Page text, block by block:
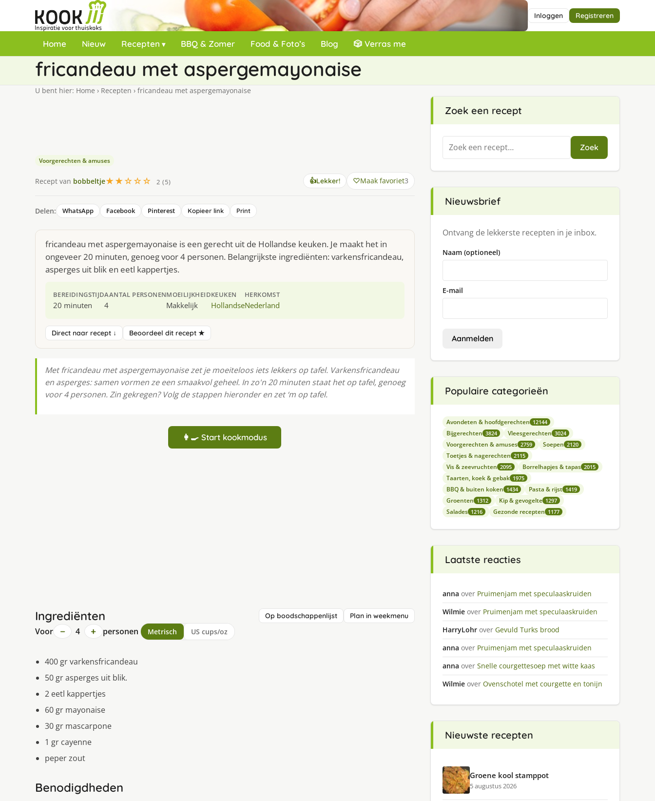
Inloggen Registreren
Home Nieuw Recepten BBQ & Zomer Food & Foto’s Blog 🎲 Verras me
fricandeau met aspergemayonaise
U bent hier: Home › Recepten › fricandeau met aspergemayonaise
Voorgerechten & amuses
Recept van bobbeltje★★☆☆☆ 2 (5) 👍Lekker! Maak favoriet3
Delen: WhatsApp Facebook Pinterest Kopieer link Print
fricandeau met aspergemayonaise is een gerecht uit de Hollandse keuken. Je maakt het in
ongeveer 20 minuten, genoeg voor 4 personen. Belangrijkste ingrediënten: varkensfricandeau,
asperges uit blik en eetl kappertjes.
BEREIDINGSTIJD
20 minuten
AANTAL PERSONEN
4
MOEILIJKHEID
Makkelijk
KEUKEN
Hollandse
HERKOMST
Nederland
Direct naar recept ↓ Beoordeel dit recept ★
Met fricandeau met aspergemayonaise zet je moeiteloos iets lekkers op tafel. Varkensfricandeau
en asperges: samen vormen ze een smaakvol geheel. In zo'n 20 minuten staat het op tafel, genoeg
voor 4 personen. Zin gekregen? Volg de stappen hieronder en zet ‘m op tafel.
👩‍🍳 Start kookmodus
Ingrediënten Op boodschappenlijst Plan in weekmenu
Voor − 4 + personen Metrisch US cups/oz
400 gr varkensfricandeau
50 gr asperges uit blik.
2 eetl kappertjes
60 gr mayonaise
30 gr mascarpone
1 gr cayenne
peper zout
Benodigdheden
Zoek een recept
Zoeken
naar:
Zoek
Nieuwsbrief
Ontvang de lekkerste recepten in je inbox.
Naam (optioneel)
E-mail
Aanmelden
Populaire categorieën
Avondeten & hoofdgerechten 12144
Bijgerechten 3824 Vleesgerechten 3024
Voorgerechten & amuses 2759 Soepen 2120
Toetjes & nagerechten 2115
Vis & zeevruchten 2095 Borrelhapjes & tapas 2015
Taarten, koek & gebak 1975
BBQ & buiten koken 1434 Pasta & rijst 1419
Groenten 1312 Kip & gevogelte 1297
Salades 1216 Gezonde recepten 1177
Laatste reacties
anna over Pruimenjam met speculaaskruiden
Wilmie over Pruimenjam met speculaaskruiden
HarryLohr over Gevuld Turks brood
anna over Pruimenjam met speculaaskruiden
anna over Snelle courgettesoep met witte kaas
Wilmie over Ovenschotel met courgette en tonijn
Nieuwste recepten
Groene kool stamppot
5 augustus 2026